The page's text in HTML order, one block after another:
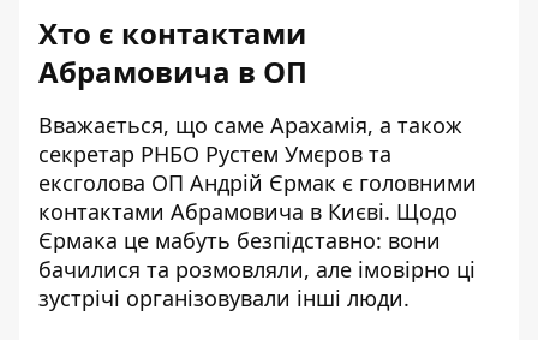
Хто є контактами
Абрамовича в ОП
Вважається, що саме Арахамія, а також
секретар РНБО Рустем Умєров та
ексголова ОП Андрій Єрмак є головними
контактами Абрамовича в Києві. Щодо
Єрмака це мабуть безпідставно: вони
бачилися та розмовляли, але імовірно ці
зустрічі організовували інші люди.